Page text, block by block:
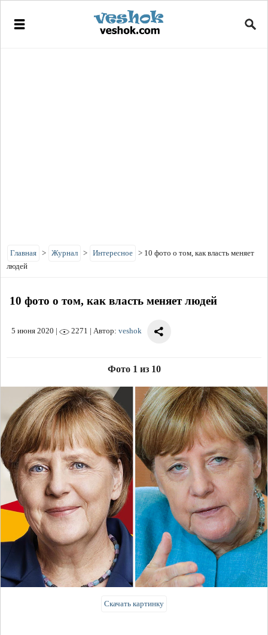
Главная > Журнал > Интересное > 10 фото о том, как власть меняет
людей
10 фото о том, как власть меняет людей
5 июня 2020 | 2271 | Автор: veshok
Фото 1 из 10
Скачать картинку